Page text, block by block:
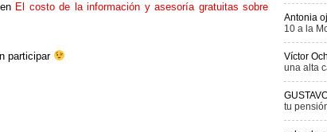
El costo de la información y asesoría gratuitas sobre
participar
Antonia
10 a la
Víctor
una alta
tu